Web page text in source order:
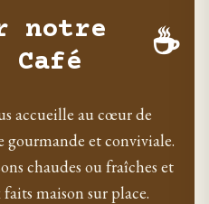
notre
Café
☕
accueille au cœur de
gourmande et conviviale.
chaudes ou fraîches et
maison sur place.